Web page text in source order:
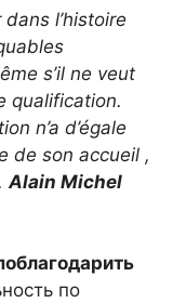
l’histoire
s’il ne veut
qualification.
n’a d’égale
de son accueil ,
Alain Michel
по